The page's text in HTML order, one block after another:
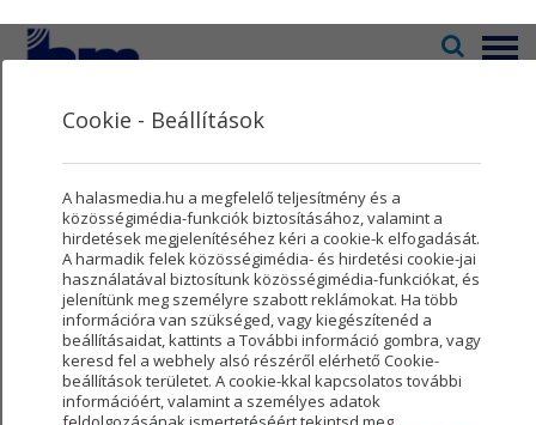
Menü
Televízió
5
Kultúra
Rovatok
Újság
Városmarketing
Szolgáltatások
Rólunk
Polgári szertartások
Névadó ünnepség
Szolgáltatások:
Cookie - Beállítások
A halasmedia.hu a megfelelő teljesítmény és a
közösségimédia-funkciók biztosításához, valamint a
hirdetések megjelenítéséhez kéri a cookie-k elfogadását.
A harmadik felek közösségimédia- és hirdetési cookie-jai
használatával biztosítunk közösségimédia-funkciókat, és
jelenítünk meg személyre szabott reklámokat. Ha több
információra van szükséged, vagy kiegészítenéd a
beállításaidat, kattints a További információ gombra, vagy
keresd fel a webhely alsó részéről elérhető Cookie-
beállítások területet. A cookie-kkal kapcsolatos további
információért, valamint a személyes adatok